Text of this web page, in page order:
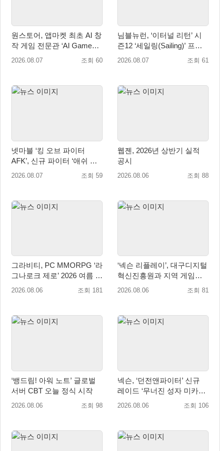
원스토어, 앱마켓 최초 AI 창
작 게임 전문관 ‘AI Games’
오픈
2026.08.07 조회 60
님블뉴런, ‘이터널 리턴’ 시
즌12 ‘세일링(Sailing)’ 프리
시즌 시작
2026.08.07 조회 61
넷마블 ‘킹 오브 파이터
AFK’, 신규 파이터 ‘애쉬 크
림존’ 업데이트
2026.08.07 조회 59
웹젠, 2026년 상반기 실적
공시
2026.08.06 조회 88
그라비티, PC MMORPG ‘라
그나로크 제로’ 2026 여름 프
로모션 진행!
2026.08.06 조회 181
‘넥슨 리플레이’, 대구디지털
혁신진흥원과 지역 게임산
업 육성 위한 업무협약 체결
2026.08.06 조회 81
‘뱅드림! 아워 노트’ 글로벌
서버 CBT 오늘 정식 시작
2026.08.06 조회 98
넥슨, ‘던전앤파이터’ 신규
레이드 ‘무너진 성자 미카엘
라’ 업데이트!
2026.08.06 조회 106